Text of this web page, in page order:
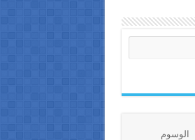
الوسوم